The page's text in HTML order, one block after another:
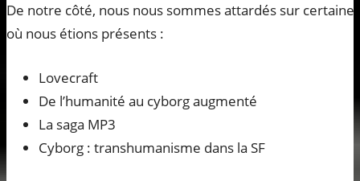
De notre côté, nous nous sommes attardés sur
où nous étions présents :
Lovecraft
De l’humanité au cyborg augmenté
La saga MP3
Cyborg : transhumanisme dans la SF